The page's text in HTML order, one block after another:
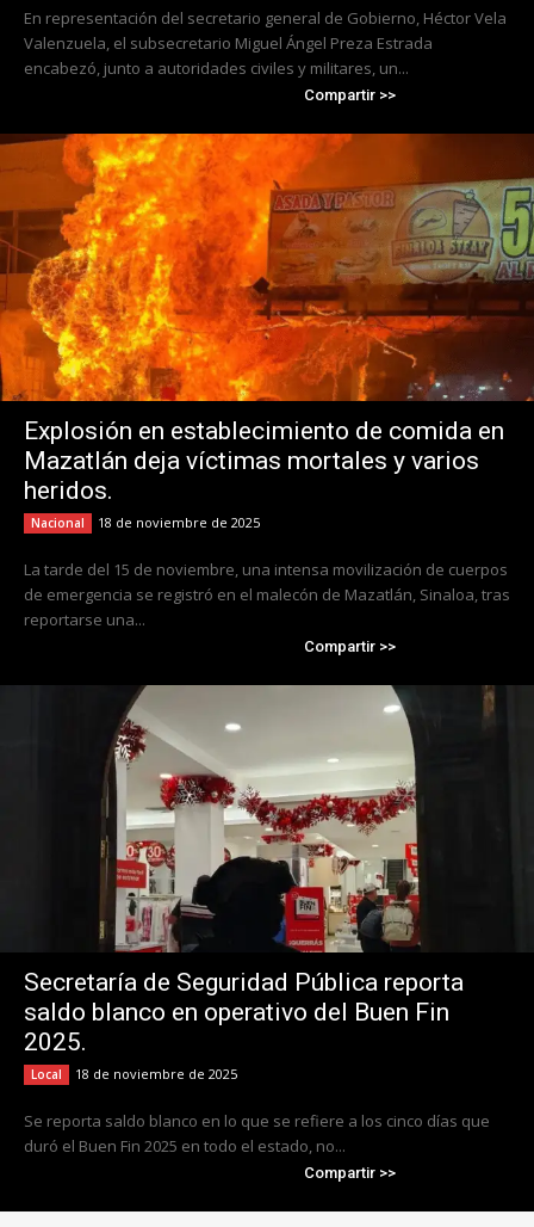
En representación del secretario general de Gobierno, Héctor Vela
Valenzuela, el subsecretario Miguel Ángel Preza Estrada
encabezó, junto a autoridades civiles y militares, un...
Compartir >>
Explosión en establecimiento de comida en
Mazatlán deja víctimas mortales y varios
heridos.
Nacional 18 de noviembre de 2025
La tarde del 15 de noviembre, una intensa movilización de cuerpos
de emergencia se registró en el malecón de Mazatlán, Sinaloa, tras
reportarse una...
Compartir >>
Secretaría de Seguridad Pública reporta
saldo blanco en operativo del Buen Fin
2025.
Local 18 de noviembre de 2025
Se reporta saldo blanco en lo que se refiere a los cinco días que
duró el Buen Fin 2025 en todo el estado, no...
Compartir >>